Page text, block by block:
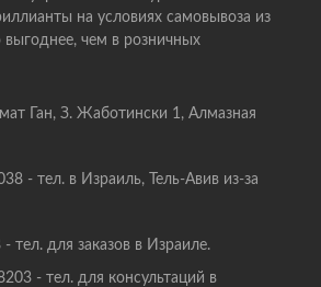
на условиях самовывоза из
выгоднее, чем в розничных
Ган, З. Жаботински 1, Алмазная
- тел. в Израиль, Тель-Авив из-за
тел. для заказов в Израиле.
- тел. для консультаций в